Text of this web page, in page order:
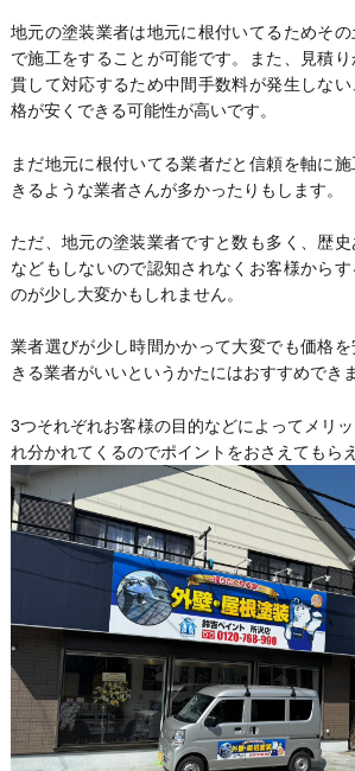
地元の塗装業者は地元に根付いてるためそ
で施工をすることが可能です。また、見積
貫して対応するため中間手数料が発生しな
格が安くできる可能性が高いです。
まだ地元に根付いてる業者だと信頼を軸に
きるような業者さんが多かったりもします。
ただ、地元の塗装業者ですと数も多く、歴
などもしないので認知されなくお客様から
のが少し大変かもしれません。
業者選びが少し時間かかって大変でも価格
きる業者がいいというかたにはおすすめできま
3つそれぞれお客様の目的などによってメリ
れ分かれてくるのでポイントをおさえてもら